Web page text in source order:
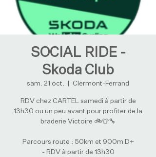
SOCIAL RIDE -
Skoda Club
sam. 21 oct. Clermont-Ferrand
RDV chez CARTEL samedi à partir de
13h30 ou un peu avant pour profiter de la
braderie Victoire 🚲👕🔧
Parcours route : 50km et 900m D+
- RDV à partir de 13h30